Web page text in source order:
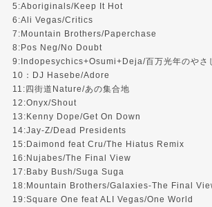
5:Aboriginals/Keep It Hot
6:Ali Vegas/Critics
7:Mountain Brothers/Paperchase
8:Pos Neg/No Doubt
9:Indopesychics+Osumi+Deja/百万光年のやさ
10：DJ Hasebe/Adore
11:四街道Nature/あの集合地
12:Onyx/Shout
13:Kenny Dope/Get On Down
14:Jay-Z/Dead Presidents
15:Daimond feat Cru/The Hiatus Remix
16:Nujabes/The Final View
17:Baby Bush/Suga Suga
18:Mountain Brothers/Galaxies-The Final
19:Square One feat ALI Vegas/One World